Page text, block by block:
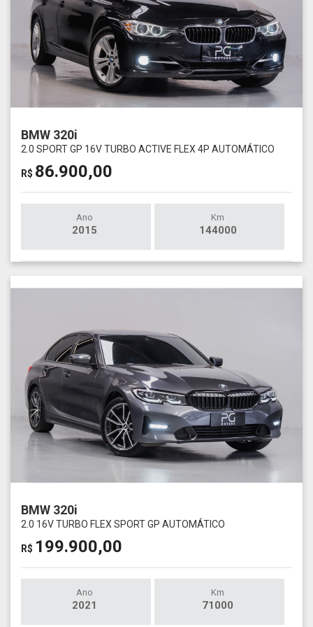
BMW 320i
2.0 SPORT GP 16V TURBO ACTIVE FLEX 4P AUTOMÁTICO
R$ 86.900,00
Ano
2015
Km
144000
BMW 320i
2.0 16V TURBO FLEX SPORT GP AUTOMÁTICO
R$ 199.900,00
Ano
2021
Km
71000